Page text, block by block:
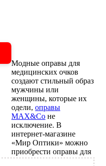
Модные оправы для
медицинских очков
создают стильный образ
мужчины или
женщины, которые их
одели,оправы
MAX&Co не
исключение. В
интернет-магазине
«Мир Оптики» можно
приобрести оправы для